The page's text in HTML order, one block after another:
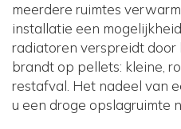
meerdere ruimtes
installatie een
radiatoren verspreidt door
brandt op pellets: kleine,
restafval. Het nadeel van
u een droge opslagruimte